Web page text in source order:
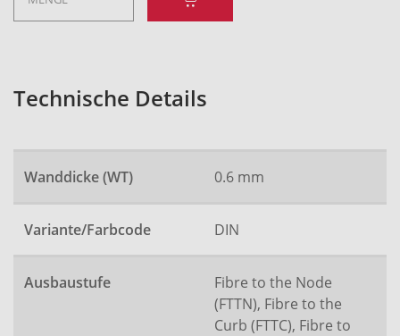
Technische Details
Wanddicke (WT) 0.6 mm
Variante/Farbcode DIN
Ausbaustufe
Fibre to the Node
(FTTN), Fibre to the
Curb (FTTC), Fibre to